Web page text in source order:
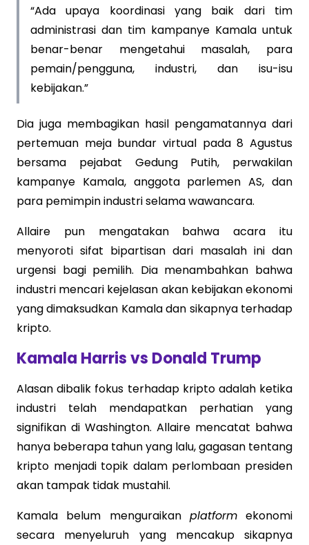
“Ada upaya koordinasi yang baik dari tim
administrasi dan tim kampanye Kamala untuk
benar-benar mengetahui masalah, para
pemain/pengguna, industri, dan isu-isu
kebijakan.”
Dia juga membagikan hasil pengamatannya dari
pertemuan meja bundar virtual pada 8 Agustus
bersama pejabat Gedung Putih, perwakilan
kampanye Kamala, anggota parlemen AS, dan
para pemimpin industri selama wawancara.
Allaire pun mengatakan bahwa acara itu
menyoroti sifat bipartisan dari masalah ini dan
urgensi bagi pemilih. Dia menambahkan bahwa
industri mencari kejelasan akan kebijakan ekonomi
yang dimaksudkan Kamala dan sikapnya terhadap
kripto.
Kamala Harris vs Donald Trump
Alasan dibalik fokus terhadap kripto adalah ketika
industri telah mendapatkan perhatian yang
signifikan di Washington. Allaire mencatat bahwa
hanya beberapa tahun yang lalu, gagasan tentang
kripto menjadi topik dalam perlombaan presiden
akan tampak tidak mustahil.
Kamala belum menguraikan platformekonomi
secara menyeluruh yang mencakup sikapnya